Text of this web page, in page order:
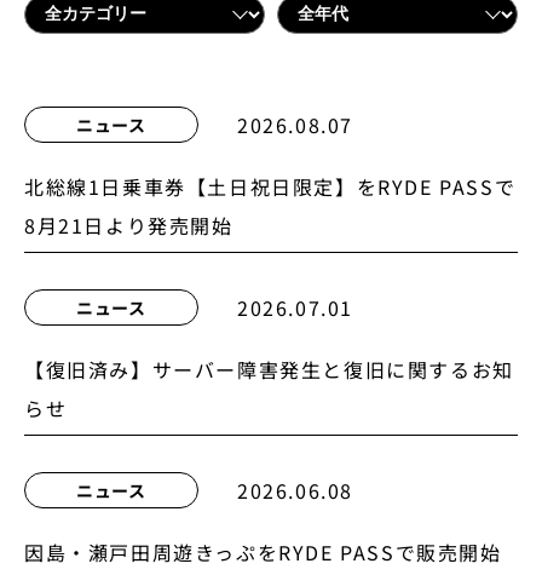
ニュース 2026.08.07
北総線1日乗車券【土日祝日限定】をRYDE PASSで
8月21日より発売開始
ニュース 2026.07.01
【復旧済み】サーバー障害発生と復旧に関するお知
らせ
ニュース 2026.06.08
因島・瀬戸田周遊きっぷをRYDE PASSで販売開始